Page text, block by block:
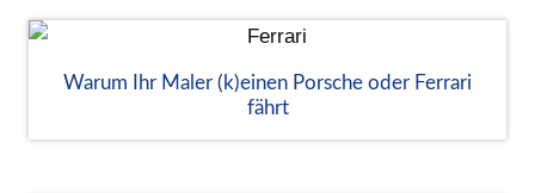
Warum Ihr Maler (k)einen Porsche oder Ferrari
fährt